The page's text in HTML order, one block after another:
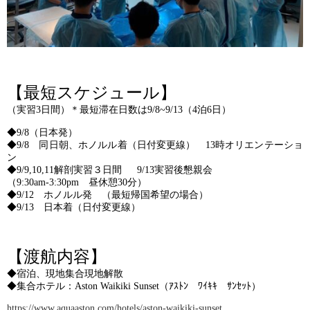
【最短スケジュール】
（実習3日間）＊最短滞在日数は9/8~9/13（4泊6日）
◆9/8（日本発）
◆9/8 同日朝、ホノルル着（日付変更線） 13時オリエンテーショ
ン
◆9/9,10,11解剖実習３日間 9/13実習後懇親会
（9:30am-3:30pm 昼休憩30分）
◆9/12 ホノルル発 （最短帰国希望の場合）
◆9/13 日本着（日付変更線）
【渡航内容】
◆宿泊、現地集合現地解散
◆集合ホテル：Aston Waikiki Sunset（ｱｽﾄﾝ ﾜｲｷｷ ｻﾝｾｯﾄ）